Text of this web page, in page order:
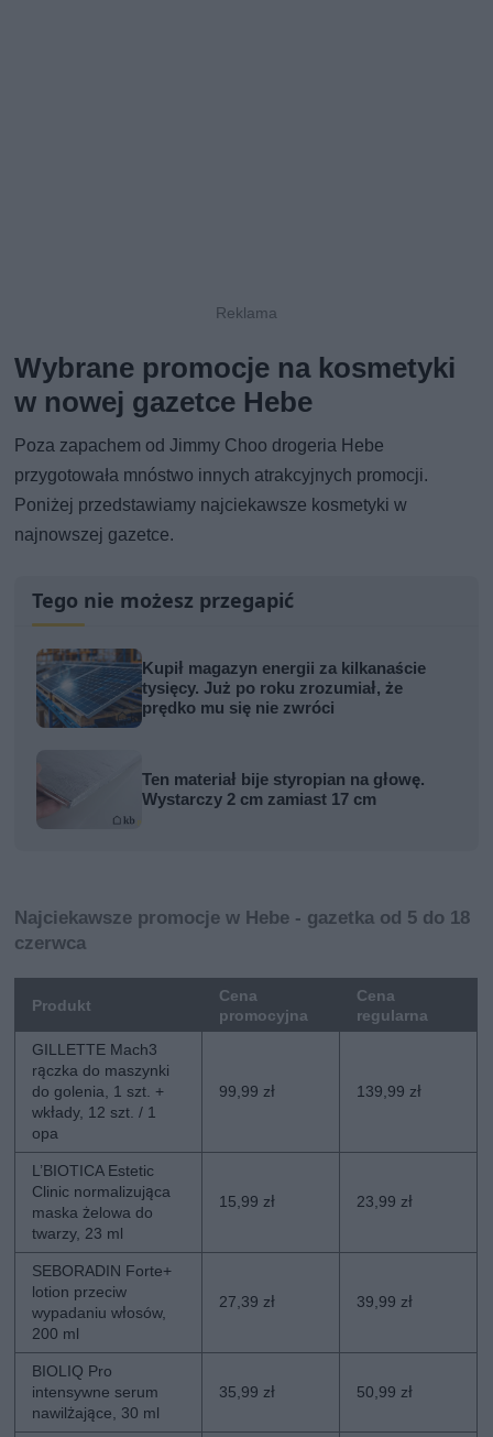
Wybrane promocje na kosmetyki
w nowej gazetce Hebe
Poza zapachem od Jimmy Choo drogeria Hebe
przygotowała mnóstwo innych atrakcyjnych promocji.
Poniżej przedstawiamy najciekawsze kosmetyki w
najnowszej gazetce.
Tego nie możesz przegapić
Kupił magazyn energii za kilkanaście
tysięcy. Już po roku zrozumiał, że
prędko mu się nie zwróci
Ten materiał bije styropian na głowę.
Wystarczy 2 cm zamiast 17 cm
Najciekawsze promocje w Hebe - gazetka od 5 do 18
czerwca
Produkt
Cena
promocyjna
Cena
regularna
GILLETTE Mach3
rączka do maszynki
do golenia, 1 szt. +
wkłady, 12 szt. / 1
opa
99,99 zł 139,99 zł
L’BIOTICA Estetic
Clinic normalizująca
maska żelowa do
twarzy, 23 ml
15,99 zł 23,99 zł
SEBORADIN Forte+
lotion przeciw
wypadaniu włosów,
200 ml
27,39 zł 39,99 zł
BIOLIQ Pro
intensywne serum
nawilżające, 30 ml
35,99 zł 50,99 zł